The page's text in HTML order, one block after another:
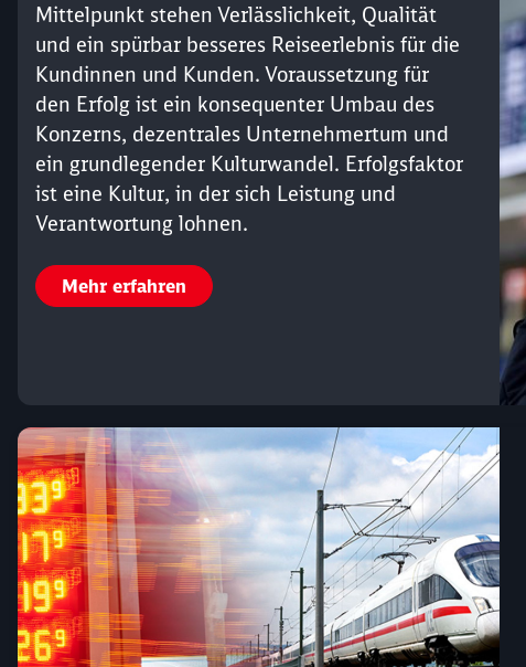
Mittelpunkt stehen Verlässlichkeit, Qualität
und ein spürbar besseres Reiseerlebnis für die
Kundinnen und Kunden. Voraussetzung für
den Erfolg ist ein konsequenter Umbau des
Konzerns, dezentrales Unternehmertum und
ein grundlegender Kulturwandel. Erfolgsfaktor
ist eine Kultur, in der sich Leistung und
Verantwortung lohnen.
Mehr erfahren